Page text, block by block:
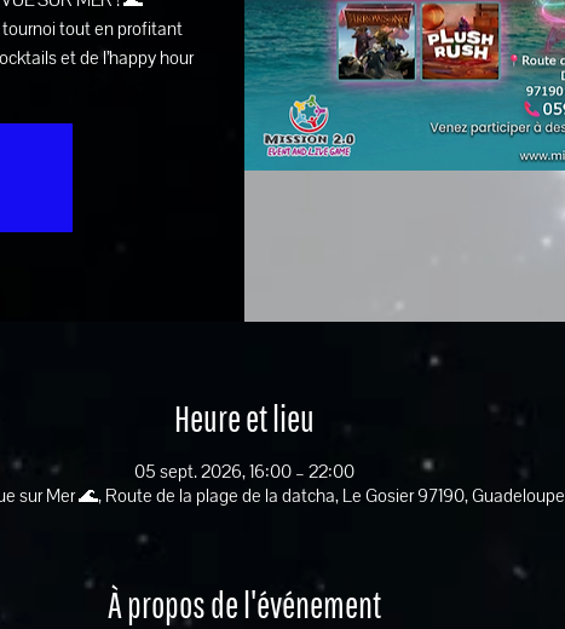
tout en profitant
et de l’happy hour
Heure et lieu
05 sept. 2026, 16:00 – 22:00
sur Mer 🌊, Route de la plage de la datcha, Le Gosier 97190, Guadeloupe
À propos de l'événement